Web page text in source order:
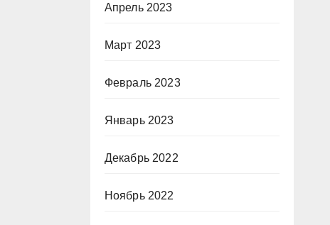
Апрель 2023
Март 2023
Февраль 2023
Январь 2023
Декабрь 2022
Ноябрь 2022